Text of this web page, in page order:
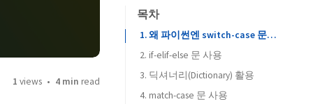
1 views 4 min read
목차
1. 왜 파이썬엔 switch-case 문이 없을까?
2. if-elif-else 문 사용
3. 딕셔너리(Dictionary) 활용
4. match-case 문 사용